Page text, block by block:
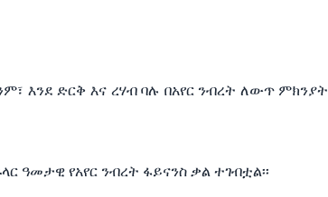
እንደ ድርቅ እና ረሃብ ባሉ በአየር ንብረት ለውጥ ምክንያት
ዓመታዊ የአየር ንብረት ፋይናንስ ቃል ተገብቷል፡፡